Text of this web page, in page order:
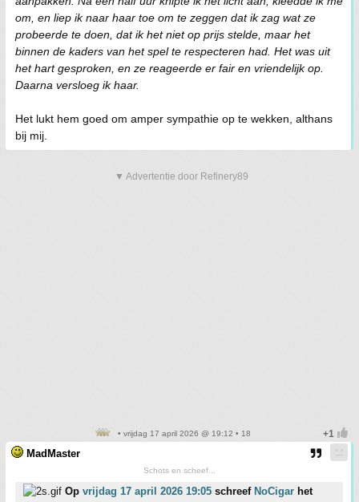
om, en liep ik naar haar toe om te zeggen dat ik zag wat ze
probeerde te doen, dat ik het niet op prijs stelde, maar het
binnen de kaders van het spel te respecteren had. Het was uit
het hart gesproken, en ze reageerde er fair en vriendelijk op.
Daarna versloeg ik haar.
Het lukt hem goed om amper sympathie op te wekken, althans
bij mij.
▼ Advertentie door Refinery89
• vrijdag 17 april 2026 @ 19:12 • 18
MadMaster
Schots en scheef...
Op vrijdag 17 april 2026 19:05 schreef NoCigar het